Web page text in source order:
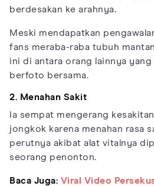
berdesakan ke arahnya.
Meski mendapatkan
fans meraba-raba tubuh
ini di antara orang lainnya
berfoto bersama.
2. Menahan Sakit
Ia sempat mengerang
jongkok karena menahan rasa
perutnya akibat alat vitalnya
seorang penonton.
Baca Juga: Viral Video